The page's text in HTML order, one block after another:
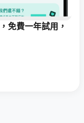
免費一年試用，